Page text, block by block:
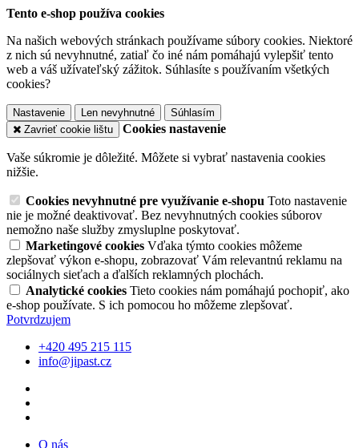
Tento e-shop používa cookies
Na našich webových stránkach používame súbory cookies. Niektoré
z nich sú nevyhnutné, zatiaľ čo iné nám pomáhajú vylepšiť tento
web a váš užívateľský zážitok. Súhlasíte s používaním všetkých
cookies?
Nastavenie Len nevyhnutné
Súhlasím
Zavrieť cookie lištu
Cookies nastavenie
Vaše súkromie je dôležité. Môžete si vybrať nastavenia cookies
nižšie.
Cookies nevyhnutné pre využívanie e-shopu Toto nastavenie
nie je možné deaktivovať. Bez nevyhnutných cookies súborov
nemožno naše služby zmysluplne poskytovať.
Marketingové cookies Vďaka týmto cookies môžeme
zlepšovať výkon e-shopu, zobrazovať Vám relevantnú reklamu na
sociálnych sieťach a ďalších reklamných plochách.
Analytické cookies Tieto cookies nám pomáhajú pochopiť, ako
e-shop používate. S ich pomocou ho môžeme zlepšovať.
Potvrdzujem
+420 495 215 115
info@jipast.cz
O nás